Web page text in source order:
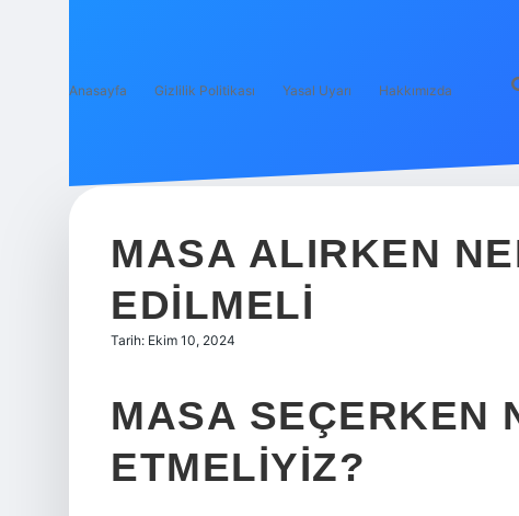
Anasayfa Gizlilik Politikası Yasal Uyarı Hakkımızda
MASA ALIRKEN
EDILMELI
Tarih: Ekim 10, 2024
MASA SEÇERKEN
ETMELIYIZ?